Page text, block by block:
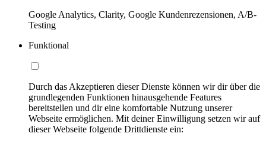
Google Analytics, Clarity, Google Kundenrezensionen, A/B-
Testing
Funktional
Durch das Akzeptieren dieser Dienste können wir dir über die
grundlegenden Funktionen hinausgehende Features
bereitstellen und dir eine komfortable Nutzung unserer
Webseite ermöglichen. Mit deiner Einwilligung setzen wir auf
dieser Webseite folgende Drittdienste ein: